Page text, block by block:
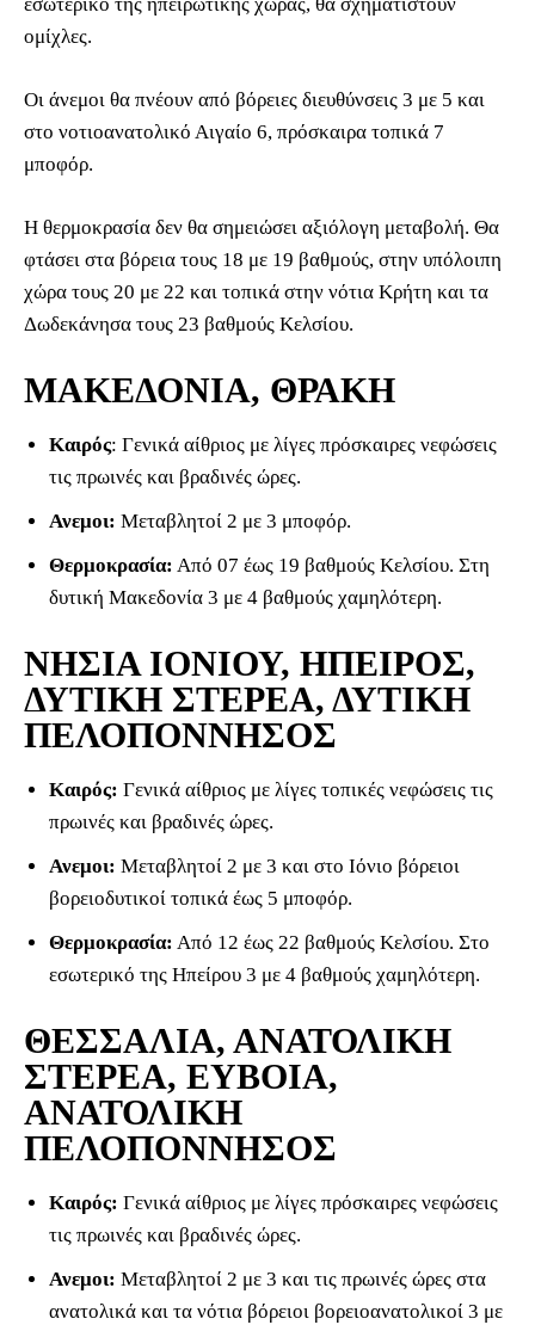
ομίχλες.
Οι άνεμοι θα πνέουν από βόρειες διευθύνσεις 3 με 5 και
στο νοτιοανατολικό Αιγαίο 6, πρόσκαιρα τοπικά 7
μποφόρ.
Η θερμοκρασία δεν θα σημειώσει αξιόλογη μεταβολή. Θα
φτάσει στα βόρεια τους 18 με 19 βαθμούς, στην υπόλοιπη
χώρα τους 20 με 22 και τοπικά στην νότια Κρήτη και τα
Δωδεκάνησα τους 23 βαθμούς Κελσίου.
ΜΑΚΕΔΟΝΙΑ, ΘΡΑΚΗ
Καιρός: Γενικά αίθριος με λίγες πρόσκαιρες νεφώσεις
τις πρωινές και βραδινές ώρες.
Ανεμοι: Μεταβλητοί 2 με 3 μποφόρ.
Θερμοκρασία: Από 07 έως 19 βαθμούς Κελσίου. Στη
δυτική Μακεδονία 3 με 4 βαθμούς χαμηλότερη.
ΝΗΣΙΑ ΙΟΝΙΟΥ, ΗΠΕΙΡΟΣ,
ΔΥΤΙΚΗ ΣΤΕΡΕΑ, ΔΥΤΙΚΗ
ΠΕΛΟΠΟΝΝΗΣΟΣ
Καιρός: Γενικά αίθριος με λίγες τοπικές νεφώσεις τις
πρωινές και βραδινές ώρες.
Ανεμοι: Μεταβλητοί 2 με 3 και στο Ιόνιο βόρειοι
βορειοδυτικοί τοπικά έως 5 μποφόρ.
Θερμοκρασία: Από 12 έως 22 βαθμούς Κελσίου. Στο
εσωτερικό της Ηπείρου 3 με 4 βαθμούς χαμηλότερη.
ΘΕΣΣΑΛΙΑ, ΑΝΑΤΟΛΙΚΗ
ΣΤΕΡΕΑ, ΕΥΒΟΙΑ,
ΑΝΑΤΟΛΙΚΗ
ΠΕΛΟΠΟΝΝΗΣΟΣ
Καιρός: Γενικά αίθριος με λίγες πρόσκαιρες νεφώσεις
τις πρωινές και βραδινές ώρες.
Ανεμοι: Μεταβλητοί 2 με 3 και τις πρωινές ώρες στα
ανατολικά και τα νότια βόρειοι βορειοανατολικοί 3 με